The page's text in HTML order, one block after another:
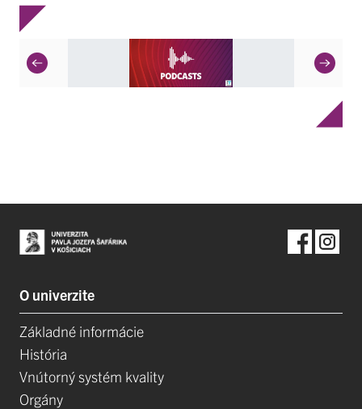
O univerzite
Základné informácie
História
Vnútorný systém kvality
Orgány